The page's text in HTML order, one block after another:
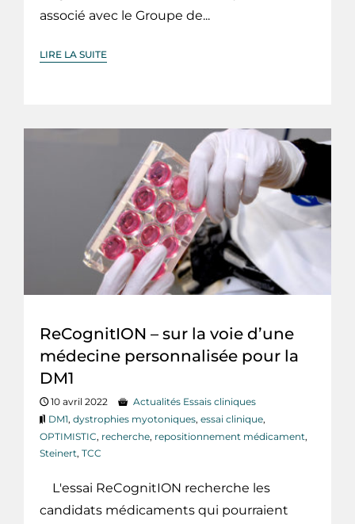
associé avec le Groupe de...
LIRE LA SUITE
ReCognitION – sur la voie d’une
médecine personnalisée pour la
DM1
10 avril 2022
Actualités Essais cliniques
DM1, dystrophies myotoniques, essai clinique,
OPTIMISTIC, recherche, repositionnement médicament,
Steinert, TCC
L'essai ReCognitION recherche les
candidats médicaments qui pourraient